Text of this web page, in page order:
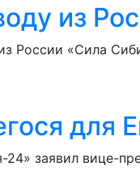
из
России «Сила
для
24» заявил вице-